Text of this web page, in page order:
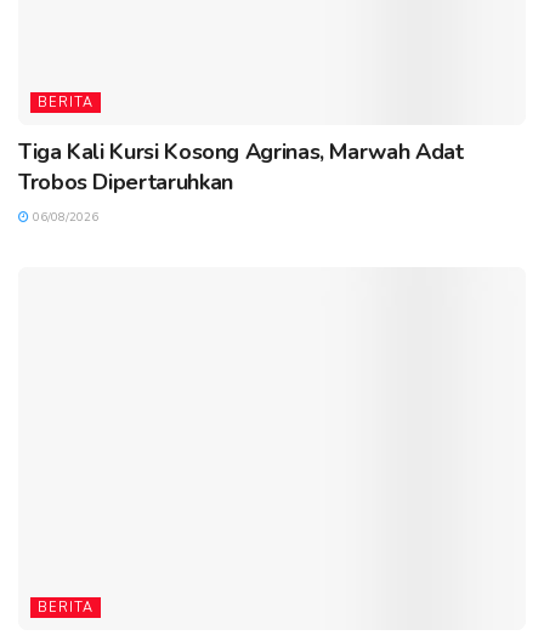
BERITA
Tiga Kali Kursi Kosong Agrinas, Marwah Adat
Trobos Dipertaruhkan
06/08/2026
BERITA